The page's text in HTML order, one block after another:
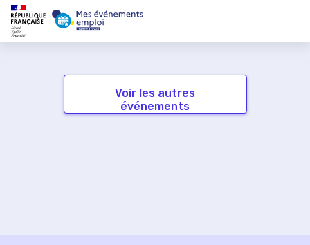
Voir les autres
événements